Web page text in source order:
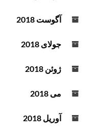
آگوست 2018
جولای 2018
ژوئن 2018
می 2018
آوریل 2018